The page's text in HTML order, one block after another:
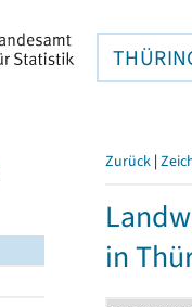
Zurück |
in